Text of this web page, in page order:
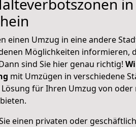
einen Umzug in eine andere
Möglichkeiten informieren,
sind Sie hier genau richtig!
mit Umzügen in verschiedene
für Ihren Umzug von oder
einen privaten oder